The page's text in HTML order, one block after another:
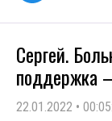
Сергей.
поддержка
22.01.2022 •